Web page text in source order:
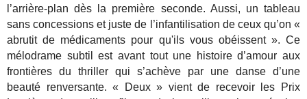
l’arrière-plan dès la première seconde. Aussi, un tableau
sans concessions et juste de l’infantilisation de ceux qu’on «
abrutit de médicaments pour qu'ils vous obéissent ». Ce
mélodrame subtil est avant tout une histoire d’amour aux
frontières du thriller qui s’achève par une danse d’une
beauté renversante. « Deux » vient de recevoir les Prix